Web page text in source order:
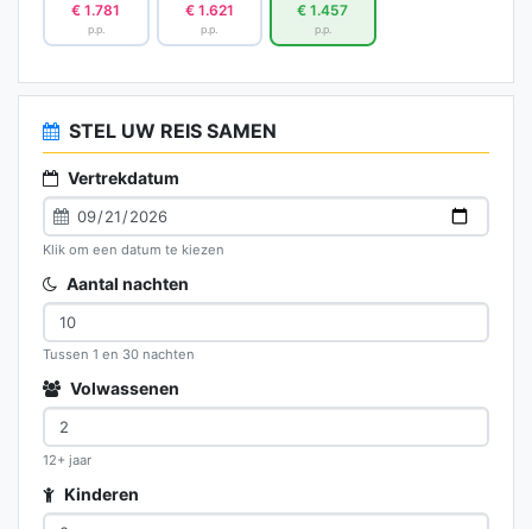
€ 1.781
p.p.
€ 1.621
p.p.
€ 1.457
p.p.
STEL UW REIS SAMEN
Vertrekdatum
Klik om een datum te kiezen
Aantal nachten
Tussen 1 en 30 nachten
Volwassenen
12+ jaar
Kinderen